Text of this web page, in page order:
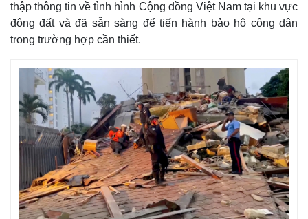
thập thông tin về tình hình Cộng đồng Việt Nam tại khu vực
động đất và đã sẵn sàng để tiến hành bảo hộ công dân
trong trường hợp cần thiết.